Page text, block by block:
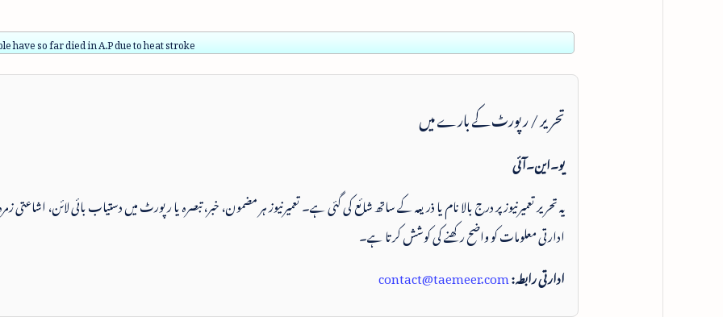
have so far died in A.P due to heat stroke
تحریر / رپورٹ کے بارے میں
یو۔این۔آئی
یہ تحریر تعمیرنیوز پر درج بالا نام یا ذریعہ کے ساتھ شائع کی گئی ہے۔ تعمیرنیوز ہر مضمون، خبر، تبصرہ یا رپورٹ میں دستیاب بائی لائن، اشاعتی
ادارتی معلومات کو واضح رکھنے کی کوشش کرتا ہے۔
ادارتی رابطہ:contact@taemeer.com